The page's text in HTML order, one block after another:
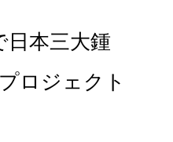
日本三大鍾
ロジェクト